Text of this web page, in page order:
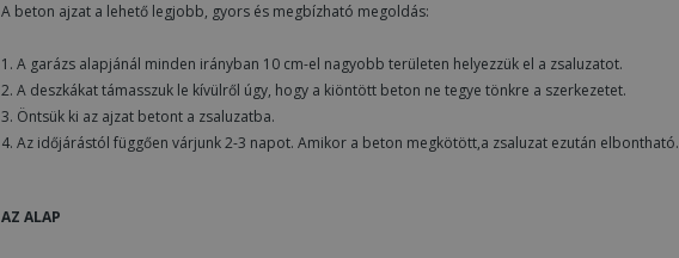
A beton ajzat a lehető legjobb, gyors és megbízható megoldás:
1. A garázs alapjánál minden irányban 10 cm-el nagyobb területen helyezzük el a zsaluzatot.
2. A deszkákat támasszuk le kívülről úgy, hogy a kiöntött beton ne tegye tönkre a szerkezetet.
3. Öntsük ki az ajzat betont a zsaluzatba.
4. Az időjárástól függően várjunk 2-3 napot. Amikor a beton megkötött,a zsaluzat ezután elbontható.
AZ ALAP